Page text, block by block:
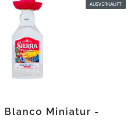
AUSVERKAUFT
Blanco Miniatur -